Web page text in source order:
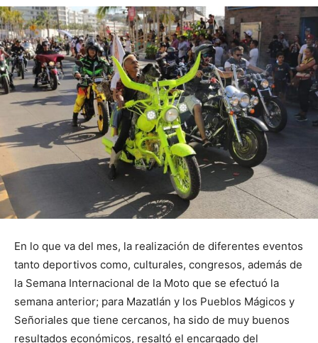
En lo que va del mes, la realización de diferentes eventos
tanto deportivos como, culturales, congresos, además de
la Semana Internacional de la Moto que se efectuó la
semana anterior; para Mazatlán y los Pueblos Mágicos y
Señoriales que tiene cercanos, ha sido de muy buenos
resultados económicos, resaltó el encargado del